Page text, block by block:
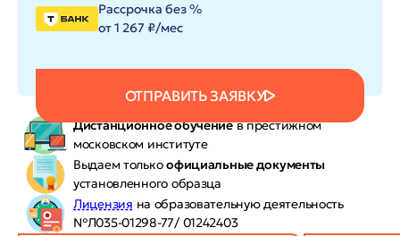
ОТПРАВИТЬ ЗАЯВКУ
Рассрочка без %
от 1 267 ₽/мес
Дистанционное обучениев престижном
московском институте
Выдаем толькоофициальные документы
установленного образца
Лицензия на образовательную деятельность
№Л035-01298-77/ 01242403